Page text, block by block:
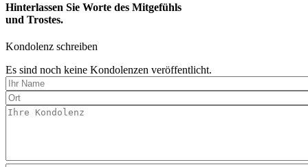
Hinterlassen Sie Worte des Mitgefühls
und Trostes.
Kondolenz schreiben
Es sind noch keine Kondolenzen veröffentlicht.